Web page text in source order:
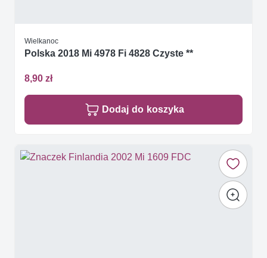
Wielkanoc
Polska 2018 Mi 4978 Fi 4828 Czyste **
8,90 zł
Dodaj do koszyka